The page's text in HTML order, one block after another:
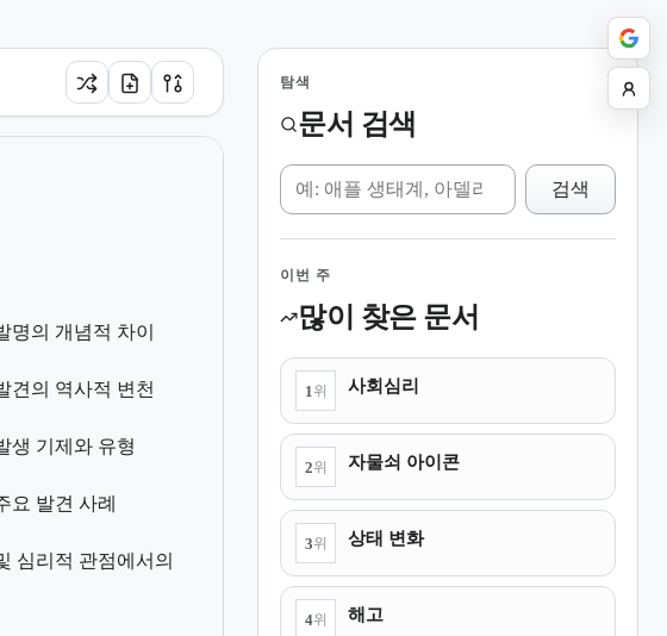
명의 개념적 차이
견의 역사적 변천
생 기제와 유형
요 발견 사례
심리적 관점에서의
탐색
문서 검색
위키 검색
검색
이번 주
많이 찾은 문서
1 위 사회심리
2위 자물쇠 아이콘
3위 상태 변화
4위 해고